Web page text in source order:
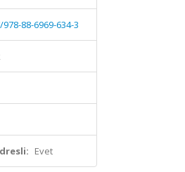
978-88-6969-634-3
Evet